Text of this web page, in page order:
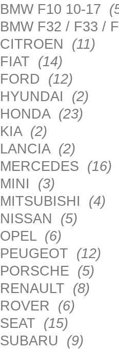
BMW F10 10-17
BMW F32 / F33 /
CITROEN (11)
FIAT (14)
FORD (12)
HYUNDAI (2)
HONDA (23)
KIA (2)
LANCIA (2)
MERCEDES (16)
MINI (3)
MITSUBISHI (4)
NISSAN (5)
OPEL (6)
PEUGEOT (12)
PORSCHE (5)
RENAULT (8)
ROVER (6)
SEAT (15)
SUBARU (9)